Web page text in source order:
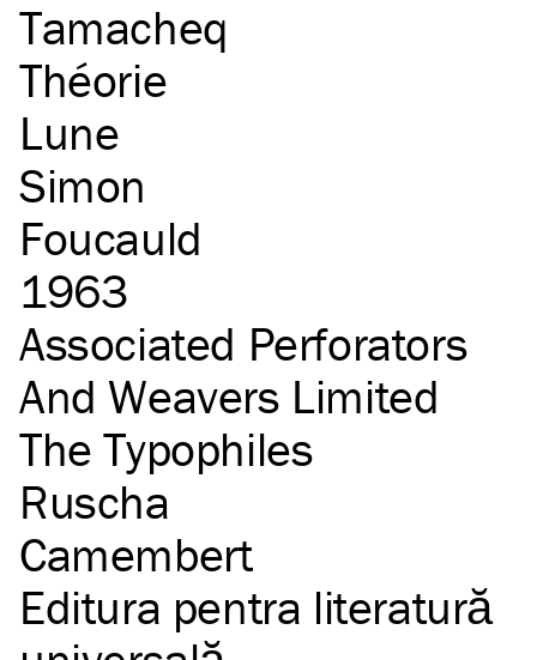
Tamacheq
Théorie
Lune
Simon
Foucauld
1963
Associated Perforators
And Weavers Limited
The Typophiles
Ruscha
Camembert
Editura pentra literatură